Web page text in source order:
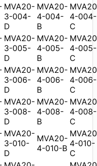
MVA20-
3-004-
D
MVA20-
4-004-
B
4-004-
C
MVA20-
3-005-
D
MVA20-
4-005-
B
4-005-
C
MVA20-
3-006-
D
MVA20-
4-006-
B
4-006-
C
MVA20-
3-008-
D
MVA20-
4-008-
B
4-008-
C
MVA20-
3-010-
D
MVA20-
4-010-B 4-010-
C